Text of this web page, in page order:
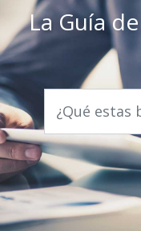
La Guía